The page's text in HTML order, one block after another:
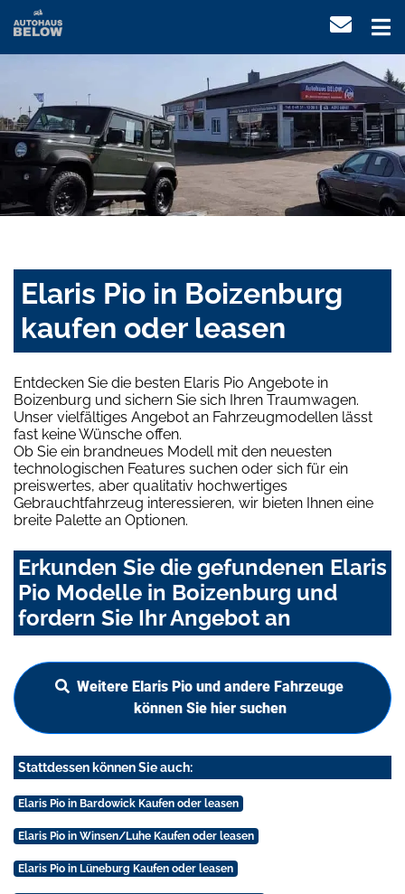
Elaris Pio in Boizenburg
kaufen oder leasen
Entdecken Sie die besten Elaris Pio Angebote in
Boizenburg und sichern Sie sich Ihren Traumwagen.
Unser vielfältiges Angebot an Fahrzeugmodellen lässt
fast keine Wünsche offen.
Ob Sie ein brandneues Modell mit den neuesten
technologischen Features suchen oder sich für ein
preiswertes, aber qualitativ hochwertiges
Gebrauchtfahrzeug interessieren, wir bieten Ihnen eine
breite Palette an Optionen.
Erkunden Sie die gefundenen Elaris
Pio Modelle in Boizenburg und
fordern Sie Ihr Angebot an
Weitere Elaris Pio und andere Fahrzeuge
können Sie hier suchen
Stattdessen können Sie auch:
Elaris Pio in Bardowick Kaufen oder leasen
Elaris Pio in Winsen/Luhe Kaufen oder leasen
Elaris Pio in Lüneburg Kaufen oder leasen